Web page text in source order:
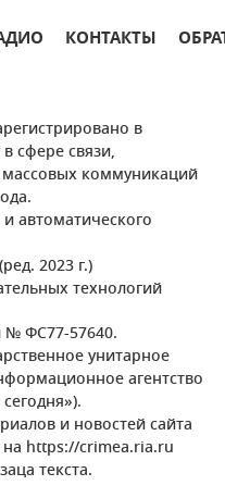
КОНТАКТЫ
в
сфере связи,
коммуникаций
автоматического
2023 г.)
технологий
№ ФС77-57640.
унитарное
агентство
и новостей сайта
https://crimea.ria.ru
текста.